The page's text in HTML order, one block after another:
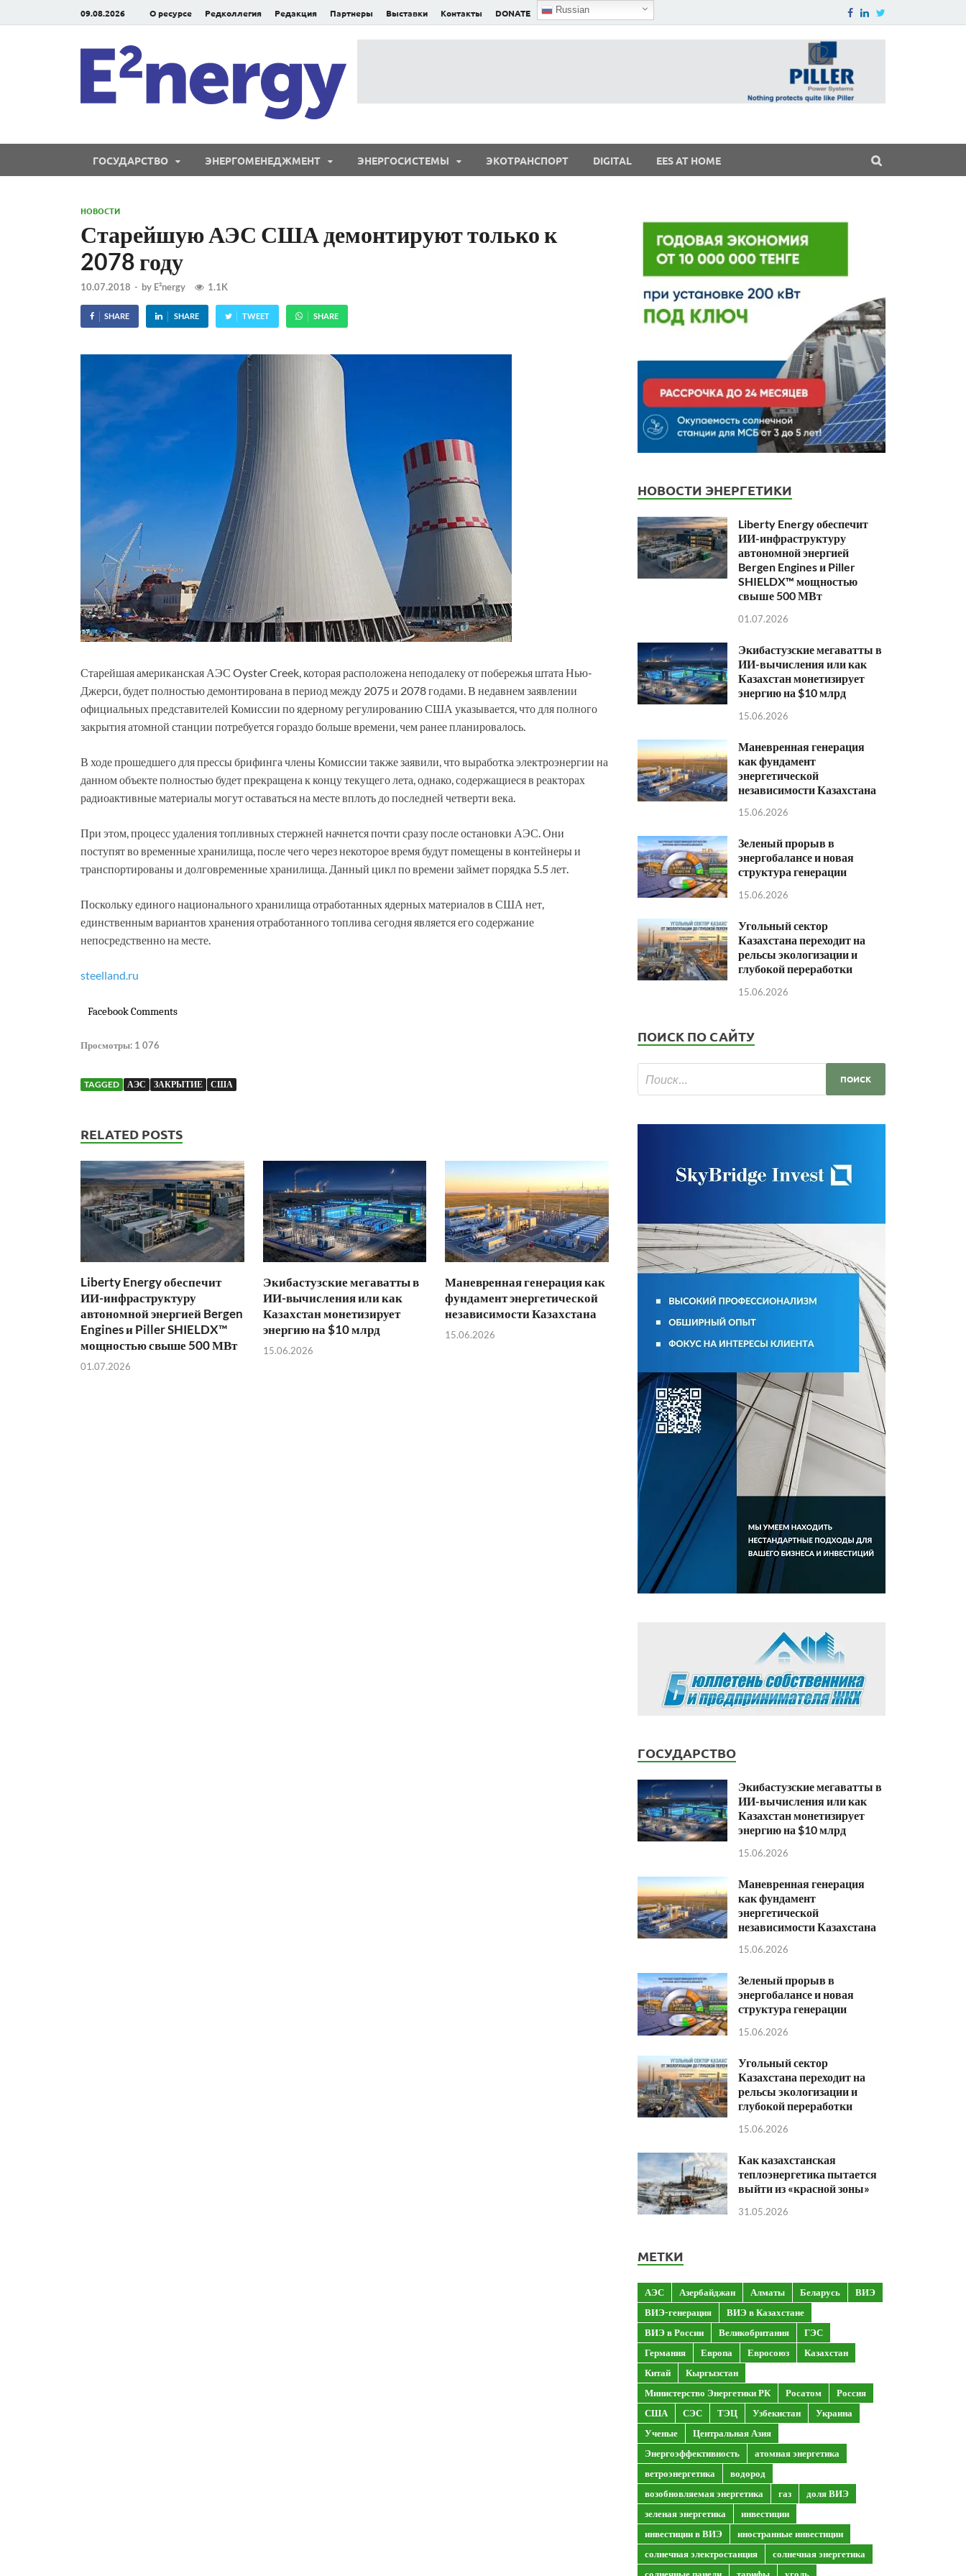
09.08.2026 О ресурсе Редколлегия Редакция Партнеры Выставки Контакты DONATE Russian
ГОСУДАРСТВО ЭНЕРГОМЕНЕДЖМЕНТ ЭНЕРГОСИСТЕМЫ ЭКОТРАНСПОРТ DIGITAL EES AT HOME
НОВОСТИ
Старейшую АЭС США демонтируют только к
2078 году
10.07.2018 - by E²nergy 1.1K
SHARE SHARE TWEET SHARE
Старейшая американская АЭС Oyster Creek, которая расположена неподалеку от побережья штата Нью-
Джерси, будет полностью демонтирована в период между 2075 и 2078 годами. В недавнем заявлении
официальных представителей Комиссии по ядерному регулированию США указывается, что для полного
закрытия атомной станции потребуется гораздо больше времени, чем ранее планировалось.
В ходе прошедшего для прессы брифинга члены Комиссии также заявили, что выработка электроэнергии на
данном объекте полностью будет прекращена к концу текущего лета, однако, содержащиеся в реакторах
радиоактивные материалы могут оставаться на месте вплоть до последней четверти века.
При этом, процесс удаления топливных стержней начнется почти сразу после остановки АЭС. Они
поступят во временные хранилища, после чего через некоторое время будут помещены в контейнеры и
транспортированы и долговременные хранилища. Данный цикл по времени займет порядка 5.5 лет.
Поскольку единого национального хранилища отработанных ядерных материалов в США нет,
единственным вариантов хранения отработанного топлива сегодня является его содержание
непосредственно на месте.
steelland.ru
Facebook Comments
Просмотры: 1 076
TAGGED АЭС ЗАКРЫТИЕ США
RELATED POSTS
Liberty Energy обеспечит
ИИ-инфраструктуру
автономной энергией Bergen
Engines и Piller SHIELDX™
мощностью свыше 500 МВт
01.07.2026
Экибастузские мегаватты в
ИИ-вычисления или как
Казахстан монетизирует
энергию на $10 млрд
15.06.2026
Маневренная генерация как
фундамент энергетической
независимости Казахстана
15.06.2026
НОВОСТИ ЭНЕРГЕТИКИ
Liberty Energy обеспечит
ИИ-инфраструктуру
автономной энергией
Bergen Engines и Piller
SHIELDX™ мощностью
свыше 500 МВт
01.07.2026
Экибастузские мегаватты в
ИИ-вычисления или как
Казахстан монетизирует
энергию на $10 млрд
15.06.2026
Маневренная генерация
как фундамент
энергетической
независимости Казахстана
15.06.2026
Зеленый прорыв в
энергобалансе и новая
структура генерации
15.06.2026
Угольный сектор
Казахстана переходит на
рельсы экологизации и
глубокой переработки
15.06.2026
ПОИСК ПО САЙТУ
ГОСУДАРСТВО
Экибастузские мегаватты в
ИИ-вычисления или как
Казахстан монетизирует
энергию на $10 млрд
15.06.2026
Маневренная генерация
как фундамент
энергетической
независимости Казахстана
15.06.2026
Зеленый прорыв в
энергобалансе и новая
структура генерации
15.06.2026
Угольный сектор
Казахстана переходит на
рельсы экологизации и
глубокой переработки
15.06.2026
Как казахстанская
теплоэнергетика пытается
выйти из «красной зоны»
31.05.2026
МЕТКИ
АЭС Азербайджан Алматы Беларусь
ВИЭ
ВИЭ-генерация
ВИЭ в Казахстане
ВИЭ в России
Великобритания
ГЭС
Германия
Европа Евросоюз
Казахстан
Китай
Кыргызстан
Министерство Энергетики РК
Росатом
Россия
США
СЭС ТЭЦ Узбекистан
Украина
Ученые
Центральная Азия
Энергоэффективность
атомная энергетика
ветроэнергетика
водород
возобновляемая энергетика
газ
доля ВИЭ
зеленая энергетика
инвестиции
инвестиции в ВИЭ
иностранные инвестиции
солнечная электростанция
солнечная энергетика
солнечные панели
тарифы уголь